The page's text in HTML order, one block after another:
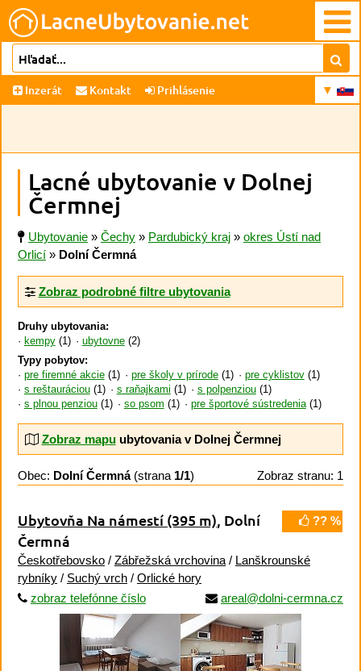
Inzerát Kontakt Prihlásenie
Lacné ubytovanie v Dolnej
Čermnej
Ubytovanie » Čechy » Pardubický kraj » okres Ústí nad
Orlicí » Dolní Čermná
Zobraz podrobné filtre ubytovania
Druhy ubytovania:
kempy(1) ubytovne(2)
Typy pobytov:
pre firemné akcie(1) pre školy v prírode(1) pre cyklistov(1)
s reštauráciou(1) s raňajkami (1) s polpenziou(1)
s plnou penziou(1) so psom (1) pre športové sústredenia(1)
Zobraz mapuubytovania v Dolnej Čermnej
Obec: Dolní Čermná(strana 1/1) Zobraz stranu: 1
?? %
Ubytovňa Na námestí (395 m), Dolní
Čermná
Českotřebovsko / Zábřežská vrchovina / Lanškrounské
rybníky / Suchý vrch / Orlické hory
zobraz telefónne číslo
areal@dolni-cermna.cz